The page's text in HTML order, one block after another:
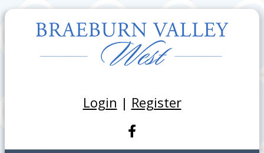
Login | Register